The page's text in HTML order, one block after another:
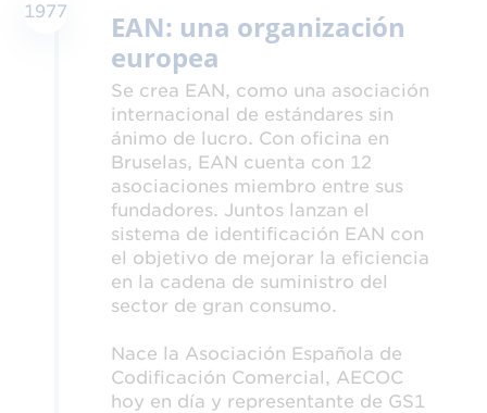
1977
EAN: una organización
europea
Se crea EAN, como una asociación
internacional de estándares sin
ánimo de lucro. Con oficina en
Bruselas, EAN cuenta con 12
asociaciones miembro entre sus
fundadores. Juntos lanzan el
sistema de identificación EAN con
el objetivo de mejorar la eficiencia
en la cadena de suministro del
sector de gran consumo.
Nace la Asociación Española de
Codificación Comercial, AECOC
hoy en día y representante de GS1